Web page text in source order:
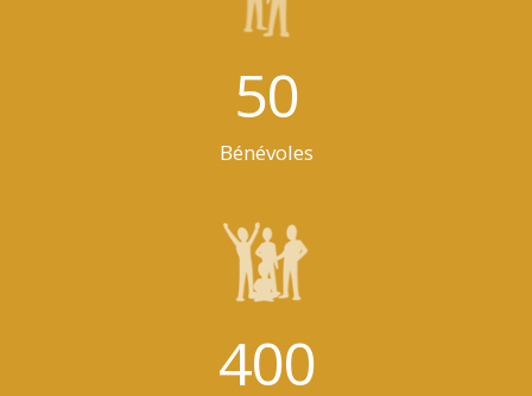
50
Bénévoles
400